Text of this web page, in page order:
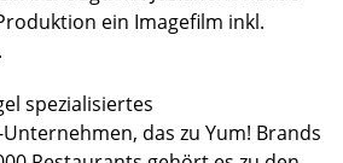
ein Imagefilm inkl.
spezialisiertes
das zu Yum! Brands